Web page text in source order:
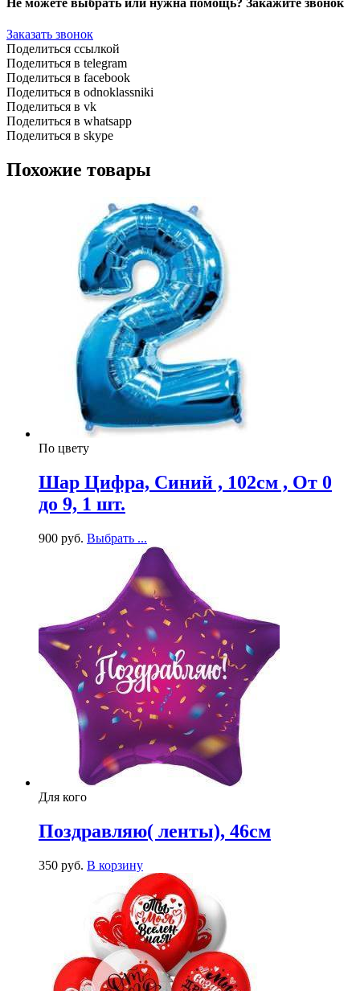
Не можете выбрать или нужна помощь? Закажите звонок
Заказать звонок
Поделиться ссылкой
Поделиться в telegram
Поделиться в facebook
Поделиться в odnoklassniki
Поделиться в vk
Поделиться в whatsapp
Поделиться в skype
Похожие товары
По цвету
Шар Цифра, Синий , 102см , От 0
до 9, 1 шт.
900 руб. Выбрать ...
Для кого
Поздравляю( ленты), 46см
350 руб. В корзину